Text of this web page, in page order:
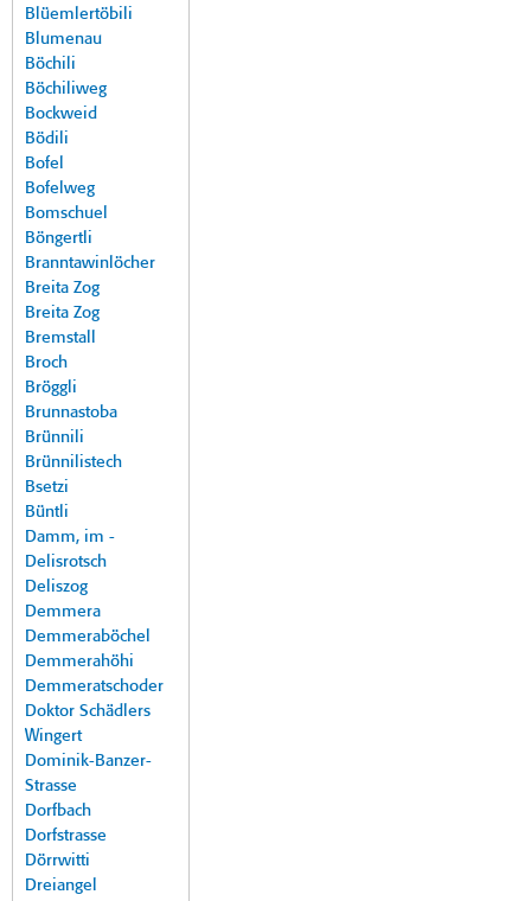
Blüemlertöbili
Blumenau
Böchili
Böchiliweg
Bockweid
Bödili
Bofel
Bofelweg
Bomschuel
Böngertli
Branntawinlöcher
Breita Zog
Breita Zog
Bremstall
Broch
Bröggli
Brunnastoba
Brünnili
Brünnilistech
Bsetzi
Büntli
Damm, im -
Delisrotsch
Deliszog
Demmera
Demmeraböchel
Demmerahöhi
Demmeratschoder
Doktor Schädlers
Wingert
Dominik-Banzer-
Strasse
Dorfbach
Dorfstrasse
Dörrwitti
Dreiangel